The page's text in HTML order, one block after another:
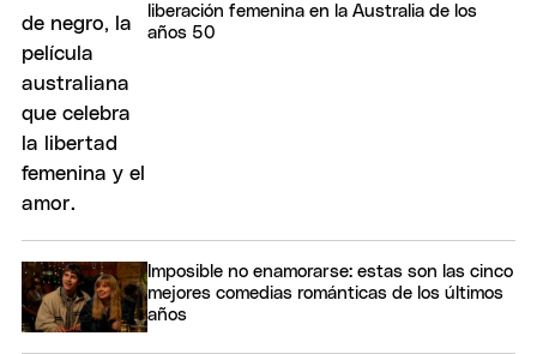
liberación femenina en la Australia de los
años 50
Imposible no enamorarse: estas son las cinco
mejores comedias románticas de los últimos
años